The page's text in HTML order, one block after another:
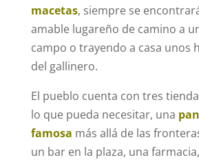
macetas, siempre se
amable lugareño de camino a
campo o trayendo a casa unos
del gallinero.
El pueblo cuenta con tres
lo que pueda necesitar, una
famosa más allá de las
un bar en la plaza, una